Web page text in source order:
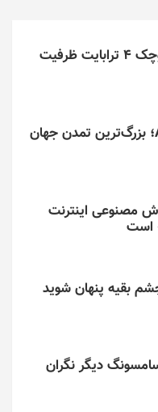
این کارت حافظه کوچک ۴ ترابایت ظرفیت
بازی/ Age of 2048؛ بزرگ‌ترین تمدن جهان
مصنوعی اینترنت
است
دیگر نگران